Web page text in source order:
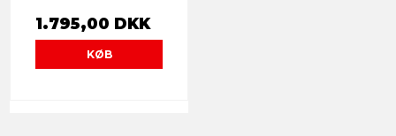
1.795,00 DKK
KØB